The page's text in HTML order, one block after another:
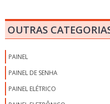
EMPRESAS MONTADORAS DE PAINÉIS
EMPRESAS MONTADORAS DE
FREQUENCÍMETRO PARA PAINEL
OUTRAS
PAINEL
PAINEL DE SENHA
PAINEL ELÉTRICO